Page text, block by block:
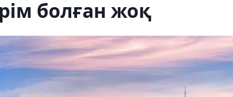
болған жоқ